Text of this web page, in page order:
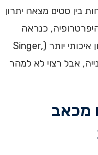
בין סטים מצאה יתרון
60 שניות להיפרטרופיה, כנראה
משום שהן מאפשרות נפח אימון איכותי יותר (Singer,
אבל רצוי לא למהר
מכאב